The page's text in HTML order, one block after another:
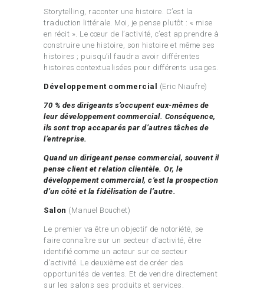
Storytelling, raconter une histoire. C’est la
traduction littérale. Moi, je pense plutôt : « mise
en récit ». Le cœur de l’activité, c’est apprendre à
construire une histoire, son histoire et même ses
histoires ; puisqu’il faudra avoir différentes
histoires contextualisées pour différents usages.
Développement commercial (Eric Niaufre)
70 % des dirigeants s’occupent eux-mêmes de
leur développement commercial. Conséquence,
ils sont trop accaparés par d’autres tâches de
l’entreprise.
Quand un dirigeant pense commercial, souvent il
pense client et relation clientèle. Or, le
développement commercial, c’est la prospection
d’un côté et la fidélisation de l’autre.
Salon (Manuel Bouchet)
Le premier va être un objectif de notoriété, se
faire connaître sur un secteur d’activité, être
identifié comme un acteur sur ce secteur
d’activité. Le deuxième est de créer des
opportunités de ventes. Et de vendre directement
sur les salons ses produits et services.